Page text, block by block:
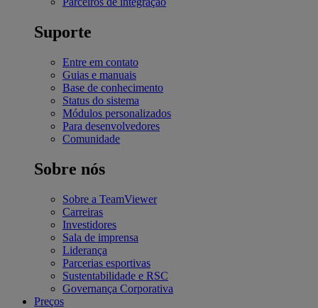
Suporte
Entre em contato
Guias e manuais
Base de conhecimento
Status do sistema
Módulos personalizados
Para desenvolvedores
Comunidade
Sobre nós
Sobre a TeamViewer
Carreiras
Investidores
Sala de imprensa
Liderança
Parcerias esportivas
Sustentabilidade e RSC
Governança Corporativa
Preços